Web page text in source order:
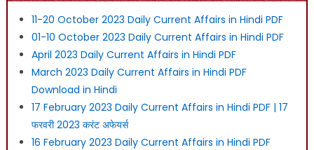
11-20 October 2023 Daily Current Affairs in Hindi PDF
01-10 October 2023 Daily Current Affairs in Hindi PDF
April 2023 Daily Current Affairs in Hindi PDF
March 2023 Daily Current Affairs in Hindi PDF
Download in Hindi
17 February 2023 Daily Current Affairs in Hindi PDF | 17
फरवरी 2023 करंट अफेयर्स
16 February 2023 Daily Current Affairs in Hindi PDF